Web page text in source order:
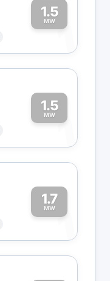
1.5
MW1
1.5
MW1
1.7
MW1